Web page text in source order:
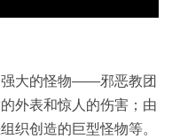
强大的怪物——邪恶教团
外表和惊人的伤害；由
织创造的巨型怪物等。